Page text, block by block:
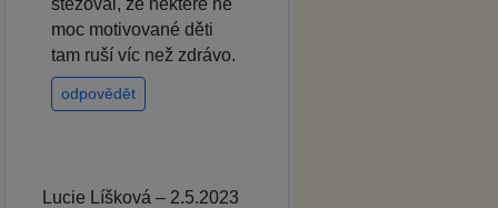
moc motivované děti
tam ruší víc než zdrávo.
odpovědět
Lucie Líšková – 2.5.2023